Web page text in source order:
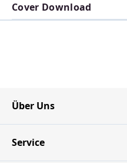
Cover Download
Über Uns
Service